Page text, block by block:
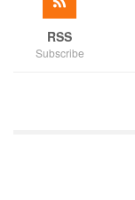
RSS
Subscribe